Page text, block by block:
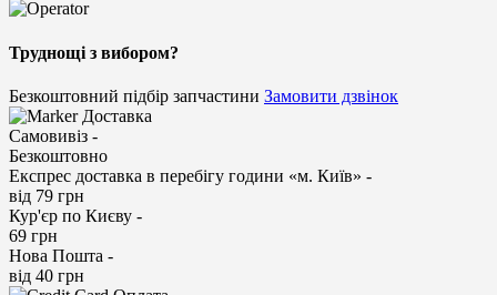
Труднощі з вибором?
Безкоштовний підбір запчастини Замовити дзвінок
Доставка
Самовивіз -
Безкоштовно
Експрес доставка в перебігу години «м. Київ» -
від 79 грн
Кур'єр по Києву -
69 грн
Нова Пошта -
від 40 грн